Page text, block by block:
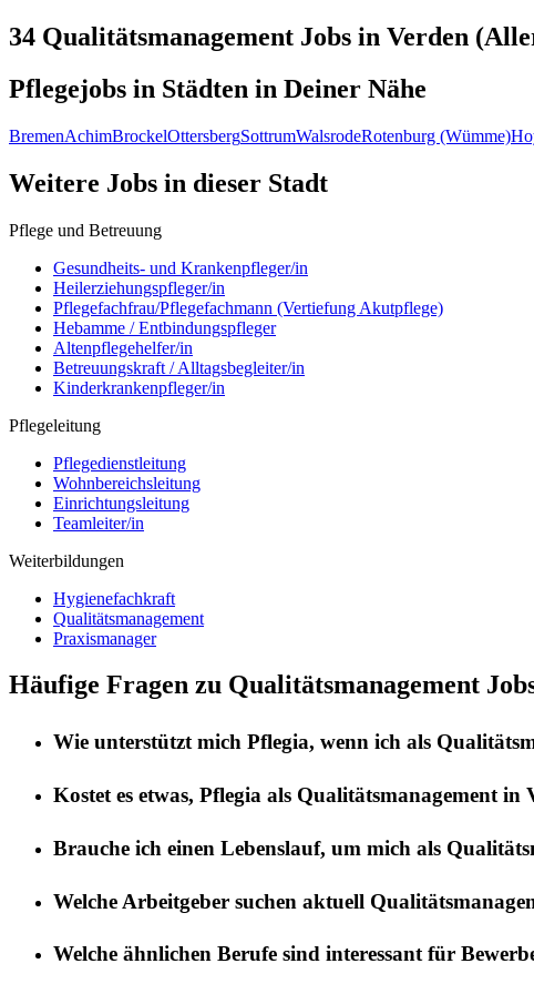
34 Qualitätsmanagement Jobs in Verden
Pflegejobs in Städten in Deiner Nähe
BremenAchimBrockelOttersbergSottrumWalsrodeRotenburg (Wümme)
Weitere Jobs in dieser Stadt
Pflege und Betreuung
Gesundheits- und Krankenpfleger/in
Heilerziehungspfleger/in
Pflegefachfrau/Pflegefachmann (Vertiefung Akutpflege)
Hebamme / Entbindungspfleger
Altenpflegehelfer/in
Betreuungskraft / Alltagsbegleiter/in
Kinderkrankenpfleger/in
Pflegeleitung
Pflegedienstleitung
Wohnbereichsleitung
Einrichtungsleitung
Teamleiter/in
Weiterbildungen
Hygienefachkraft
Qualitätsmanagement
Praxismanager
Häufige Fragen zu Qualitätsmanagement
Wie unterstützt mich Pflegia, wenn ich als
Kostet es etwas, Pflegia als Qualitätsmanagement in
Brauche ich einen Lebenslauf, um mich als
Welche Arbeitgeber suchen aktuell
Welche ähnlichen Berufe sind interessant für